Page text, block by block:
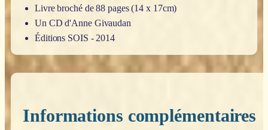
Livre broché de 88 pages (14 x 17cm)
Un CD d'Anne Givaudan
Éditions SOIS - 2014
Informations complémentaires